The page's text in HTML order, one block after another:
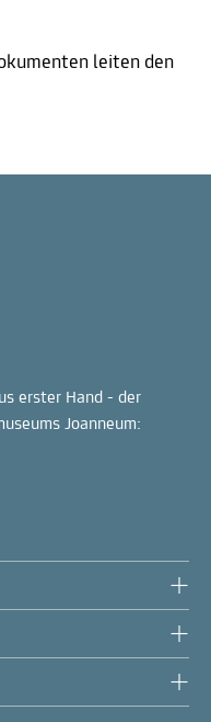
leiten den
erster Hand - der
Joanneum: